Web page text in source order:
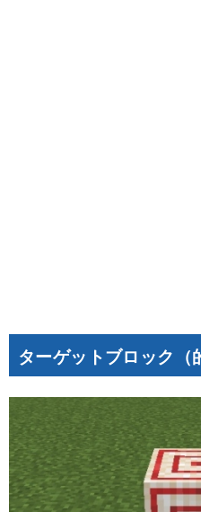
ターゲットブロック（